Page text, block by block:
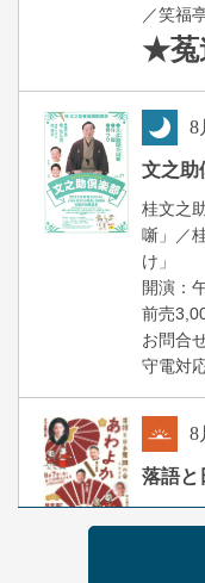
／笑福
★菟
8
文之助
桂文之
噺」／
け」
開演：
前売
お問合
守電対応
8
落語
開演：